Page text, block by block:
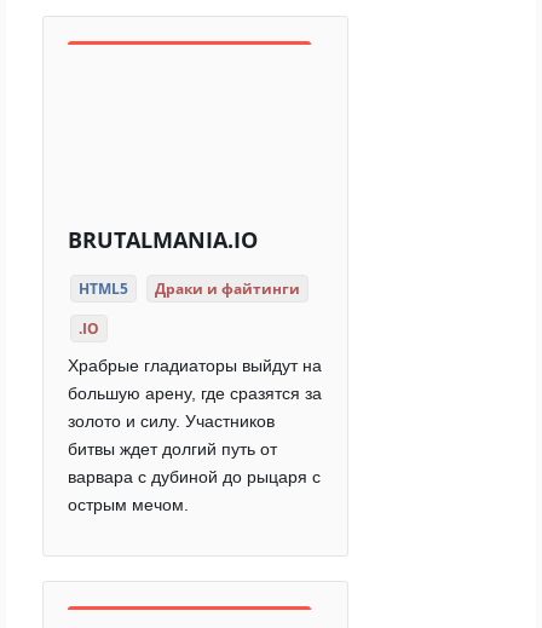
BRUTALMANIA.IO
HTML5
Драки и файтинги
.IO
Храбрые гладиаторы выйдут на
большую арену, где сразятся за
золото и силу. Участников
битвы ждет долгий путь от
варвара с дубиной до рыцаря с
острым мечом.